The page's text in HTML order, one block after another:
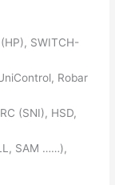
(HP), SWITCH-
Robar
(SNI), HSD,
SAM ……),